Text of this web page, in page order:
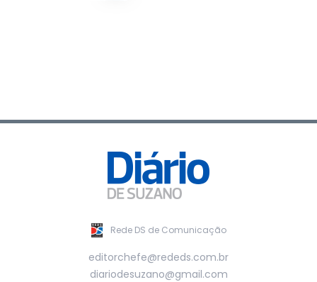
Rede DS de Comunicação
editorchefe@rededs.com.br
diariodesuzano@gmail.com